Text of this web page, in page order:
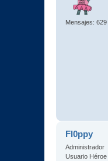
Mensajes: 629
Fl0ppy
Administrador
Usuario Héroe